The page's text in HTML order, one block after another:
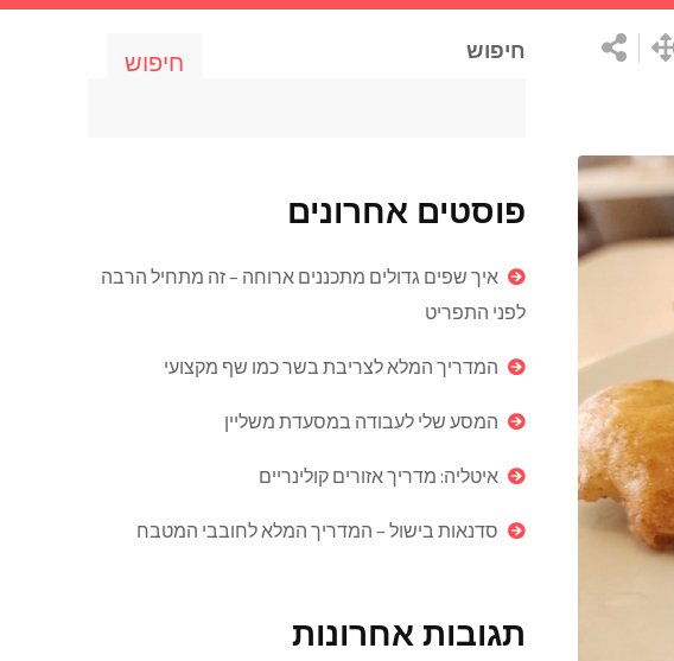
חיפוש חיפוש
פוסטים אחרונים
איך שפים גדולים מתכננים ארוחה – זה מתחיל הרבה
לפני התפריט
המדריך המלא לצריבת בשר כמו שף מקצועי
המסע שלי לעבודה במסעדת משליין
איטליה: מדריך אזורים קולינריים
סדנאות בישול – המדריך המלא לחובבי המטבח
תגובות אחרונות